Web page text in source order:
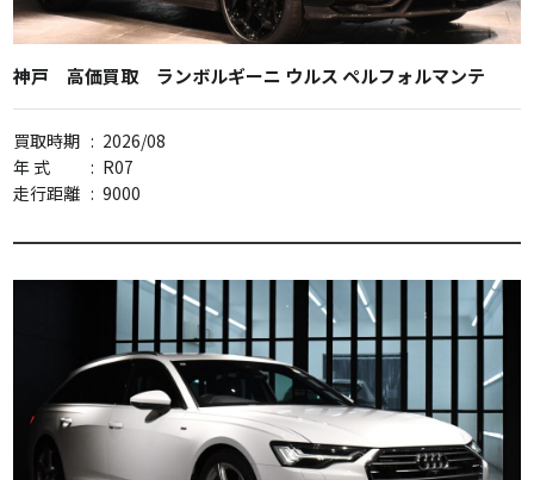
神戸 高価買取 ランボルギーニ ウルス ペルフォルマンテ
買取時期 : 2026/08
年 式
: R07
走行距離 : 9000